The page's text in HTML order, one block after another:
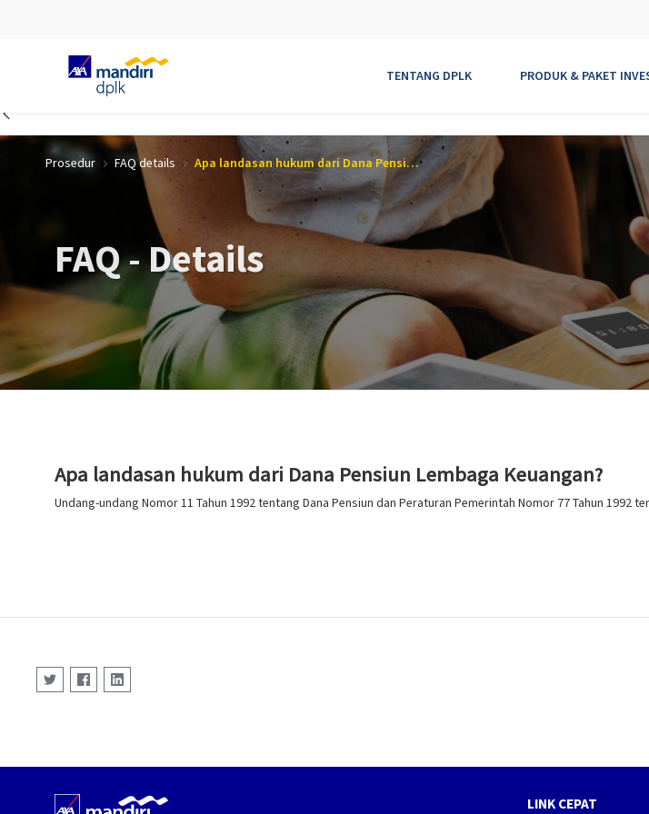
Skip to Main Content
TENTANG DPLK PRODUK & PAKET
Prosedur FAQ details Apa landasan hukum dari Dana Pensiun Lembaga Keuangan?
FAQ - Details
Apa landasan hukum dari Dana Pensiun Lembaga Keuangan?
Undang-undang Nomor 11 Tahun 1992 tentang Dana Pensiun dan Peraturan Pemerintah Nomor 77 Tahun
LINK CEPAT